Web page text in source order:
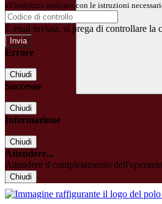
all'indirizzo indicato con le istruzioni
E-mail inviata, si prega di controllare la
Errore
Chiudi
Successo
Chiudi
Informazione
Chiudi
Attendere...
Attendere il completamento
Chiudi